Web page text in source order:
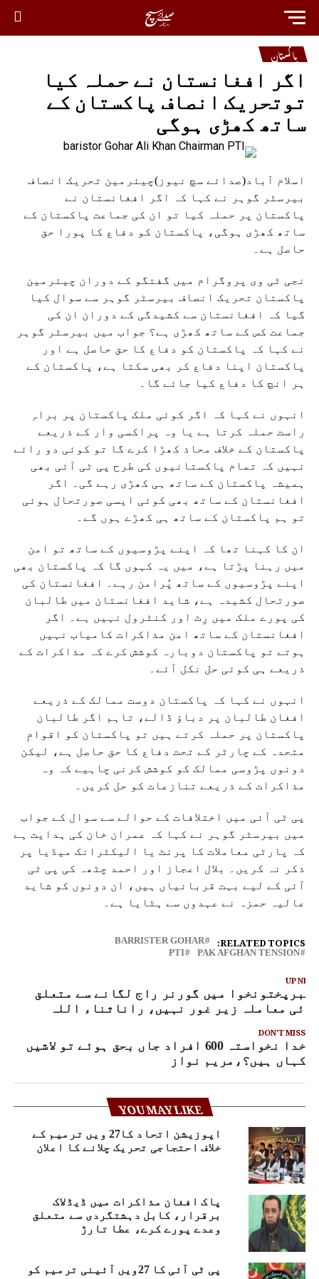
پاکستان
اگر افغانستان نے حملہ کیا
توتحریک انصاف پاکستان کے
ساتھ کھڑی ہوگی
اسلام آباد(صدائے سچ نیوز)چیئرمین تحریک انصاف
بیرسٹر گوہر نے کہا کہ اگر افغانستان نے
پاکستان پر حملہ کیا تو ان کی جماعت پاکستان کے
ساتھ کھڑی ہوگی، پاکستان کو دفاع کا پورا حق
حاصل ہے۔
نجی ٹی وی پروگرام میں گفتگو کے دوران چیئرمین
پاکستان تحریک انصاف بیرسٹر گوہر سے سوال کیا
گیا کہ افغانستان سے کشیدگی کے دوران ان کی
جماعت کس کے ساتھ کھڑی ہے؟ جواب میں بیرسٹر گوہر
نے کہا کہ پاکستان کو دفاع کا حق حاصل ہے اور
پاکستان اپنا دفاع کر بھی سکتا ہے، پاکستان کے
ہر انچ کا دفاع کیا جائے گا۔
انہوں نے کہا کہ اگر کوئی ملک پاکستان پر براہِ
راست حملہ کرتا ہے یا وہ پراکسی وار کے ذریعے
پاکستان کے خلاف محاذ کھڑا کرے گا تو کوئی دو رائے
نہیں کہ تمام پاکستانیوں کی طرح پی ٹی آئی بھی
ہمیشہ پاکستان کے ساتھ ہی کھڑی رہے گی۔ اگر
افغانستان کے ساتھ بھی کوئی ایسی صورتحال ہوئی
تو ہم پاکستان کے ساتھ ہی کھڑے ہوں گے۔
ان کا کہنا تھا کہ اپنے پڑوسیوں کے ساتھ تو امن
میں رہنا پڑتا ہے، میں یہ کہوں گا کہ پاکستان بھی
اپنے پڑوسیوں کے ساتھ پُرامن رہے۔ افغانستان کی
صورتحال کشیدہ ہے، شاید افغانستان میں طالبان
کی پورے ملک میں رِٹ اور کنٹرول نہیں ہے۔ اگر
افغانستان کے ساتھ امن مذاکرات کامیاب نہیں
ہوتے تو پاکستان دوبارہ کوشش کرے کہ مذاکرات کے
ذریعے ہی کوئی حل نکل آئے۔
انہوں نے کہا کہ پاکستان دوست ممالک کے ذریعے
افغان طالبان پر دباؤ ڈالے، تاہم اگر طالبان
پاکستان پر حملہ کرتے ہیں تو پاکستان کو اقوامِ
متحدہ کے چارٹر کے تحت دفاع کا حق حاصل ہے، لیکن
دونوں پڑوسی ممالک کو کوشش کرنی چاہیے کہ وہ
مذاکرات کے ذریعے تنازعات کو حل کریں۔
پی ٹی آئی میں اختلافات کے حوالے سے سوال کے جواب
میں بیرسٹر گوہر نے کہا کہ عمران خان کی ہدایت ہے
کہ پارٹی معاملات کا پرنٹ یا الیکٹرانک میڈیا پر
ذکر نہ کریں۔ بلال اعجاز اور احمد چٹھہ کی پی ٹی
آئی کے لیے بہت قربانیاں ہیں، ان دونوں کو شاید
عالیہ حمزہ نے عہدوں سے ہٹایا ہے۔
RELATED TOPICS:
BARRISTER GOHAR
PAK AFGHAN TENSION
PTI
UP
میں گورنر راج لگانے سے متعلق
معاملہ زیر غور نہیں، راناثناء اللہ
DON'T MISS
خدا نخواستہ 600 افراد جاں بحق ہوئے تو لاشیں
کہاں ہیں؟،مریم نواز
YOU MAY LIKE
اپوزیشن اتحاد کا27 ویں ترمیم کے
خلاف احتجاجی تحریک چلانے کا اعلان
پاک افغان مذاکرات میں ڈیڈلاک
برقرار، کابل دہشتگردی سے متعلق
وعدے پورے کرے، عطا تارڑ
پی ٹی آئی کا 27ویں آئینی ترمیم کو